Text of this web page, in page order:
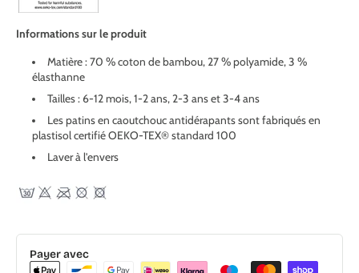
Informations sur le produit
Matière : 70 % coton de bambou, 27 % polyamide, 3 %
élasthanne
Tailles : 6-12 mois, 1-2 ans, 2-3 ans et 3-4 ans
Les patins en caoutchouc antidérapants sont fabriqués en
plastisol certifié OEKO-TEX® standard 100
Laver à l'envers
Payer avec